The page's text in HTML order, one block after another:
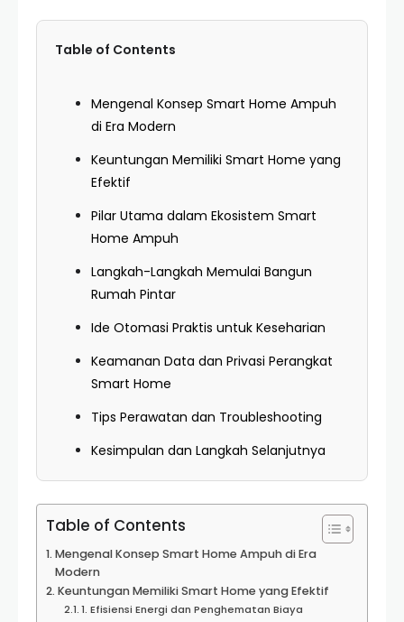
Table of Contents
Mengenal Konsep Smart Home Ampuh
di Era Modern
Keuntungan Memiliki Smart Home yang
Efektif
Pilar Utama dalam Ekosistem Smart
Home Ampuh
Langkah-Langkah Memulai Bangun
Rumah Pintar
Ide Otomasi Praktis untuk Keseharian
Keamanan Data dan Privasi Perangkat
Smart Home
Tips Perawatan dan Troubleshooting
Kesimpulan dan Langkah Selanjutnya
Table of Contents
Mengenal Konsep Smart Home Ampuh di Era
Modern
Keuntungan Memiliki Smart Home yang Efektif
1. Efisiensi Energi dan Penghematan Biaya